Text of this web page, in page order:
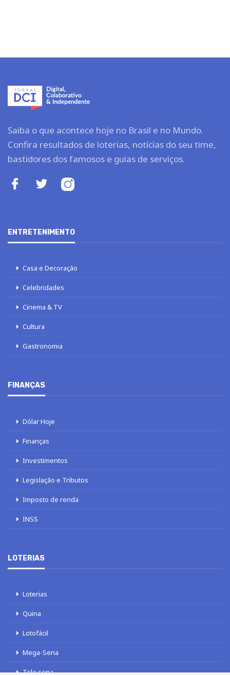
Saiba o que acontece hoje no Brasil e no Mundo.
Confira resultados de loterias, notícias do seu time,
bastidores dos famosos e guias de serviços.
ENTRETENIMENTO
Casa e Decoração
Celebridades
Cinema & TV
Cultura
Gastronomia
FINANÇAS
Dólar Hoje
Finanças
Investimentos
Legislação e Tributos
Imposto de renda
INSS
LOTERIAS
Loterias
Quina
Lotofácil
Mega-Sena
Tele sena